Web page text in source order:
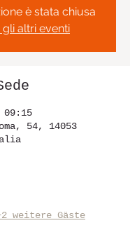
è stata chiusa
altri eventi
54, 14053
weitere Gäste